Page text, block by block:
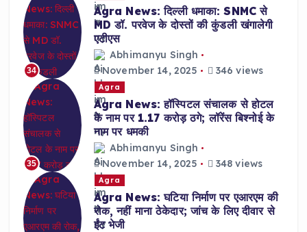
34
Agra News: दिल्ली धमाका: SNMC से
MD डॉ. परवेज के दोस्तों की कुंडली खंगालेगी
एटीएस
Abhimanyu Singh
November 14, 2025
346 views
35
Agra
Agra News: हॉस्पिटल संचालक से होटल
के नाम पर 1.17 करोड़ ठगे; लॉरेंस बिश्नोई के
नाम पर धमकी
Abhimanyu Singh
November 14, 2025
348 views
Agra
Agra News: घटिया निर्माण पर एआरएम की
रोक, नहीं माना ठेकेदार; जांच के लिए दीवार से
ईंट भेजी